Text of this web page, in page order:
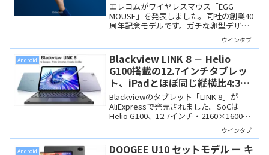
エレコムがワイヤレスマウス「EGG
MOUSE」を発表しました。同社の創業40
周年記念モデルです。ガチな卵型デザイ
ンで3台マルチペアリングや静音設計など
実用機能をついています。着せ替え可能
な洗えるソフトシェルも付属し、デスク
に彩りと癒やしを与えてくれそうな製品
です。
ウインタブ
Android
Blackview LINK 8 － Helio
G100搭載の12.7インチタブレッ
ト、iPadとほぼ同じ縦横比4:3の
ディスプレイを搭載
Blackviewのタブレット「LINK 8」が
AliExpressで発売されました。SoCは
Helio G100、12.7インチ・2160×1600解
像度の大画面は4:3比率でiPadに近い形状
です。ケースやペンも付属します。ウインタブ
Android
DOOGEE U10 セットモデル ー キ